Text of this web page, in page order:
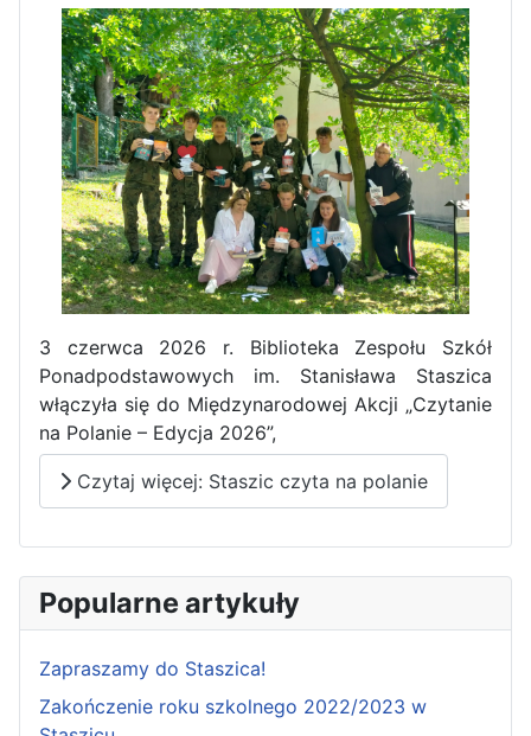
3 czerwca 2026 r. Biblioteka Zespołu Szkół
Ponadpodstawowych im. Stanisława Staszica
włączyła się do Międzynarodowej Akcji „Czytanie
na Polanie – Edycja 2026”,
Czytaj więcej: Staszic czyta na polanie
Popularne artykuły
Zapraszamy do Staszica!
Zakończenie roku szkolnego 2022/2023 w